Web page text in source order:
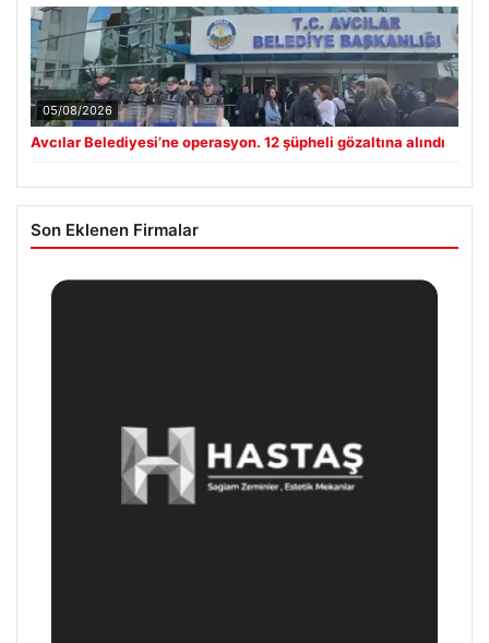
05/08/2026
Avcılar Belediyesi’ne operasyon. 12 şüpheli gözaltına alındı
Son Eklenen Firmalar